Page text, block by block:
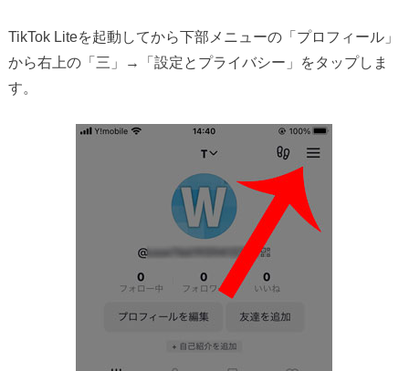
TikTok Liteを起動してから下部メニューの「プロフィール」
から右上の「三」→「設定とプライバシー」をタップしま
す。